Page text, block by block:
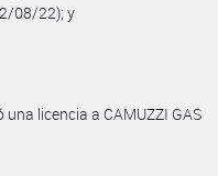
08/22); y
licencia a CAMUZZI GAS